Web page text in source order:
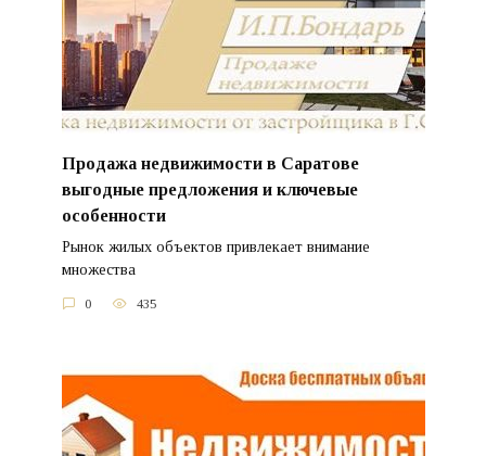
Продажа недвижимости в Саратове
выгодные предложения и ключевые
особенности
Рынок жилых объектов привлекает внимание
множества
0 435